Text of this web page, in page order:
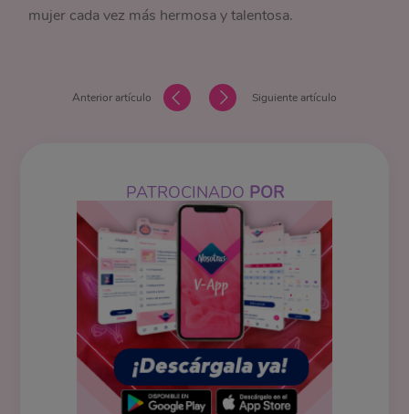
mujer cada vez más hermosa y talentosa.
Anterior artículo Siguiente artículo
PATROCINADO POR